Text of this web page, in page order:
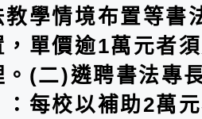
學情境布置等書
單價逾1萬元者
。(二)遴聘書法專
：每校以補助2萬